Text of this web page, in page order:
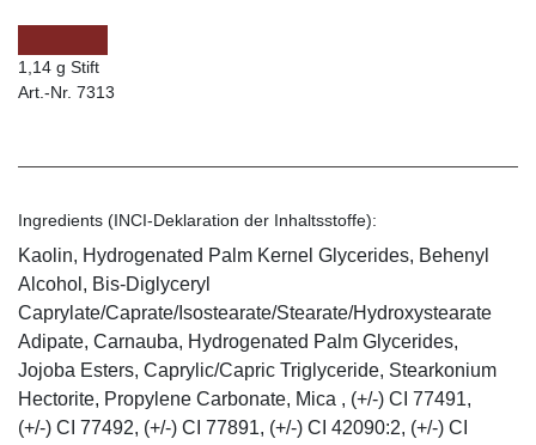
1,14 g Stift
Art.-Nr. 7313
Ingredients (INCI-Deklaration der Inhaltsstoffe):
Kaolin, Hydrogenated Palm Kernel Glycerides, Behenyl
Alcohol, Bis-Diglyceryl
Caprylate/Caprate/Isostearate/Stearate/Hydroxystearate
Adipate, Carnauba, Hydrogenated Palm Glycerides,
Jojoba Esters, Caprylic/Capric Triglyceride, Stearkonium
Hectorite, Propylene Carbonate, Mica , (+/-) CI 77491,
(+/-) CI 77492, (+/-) CI 77891, (+/-) CI 42090:2, (+/-) CI